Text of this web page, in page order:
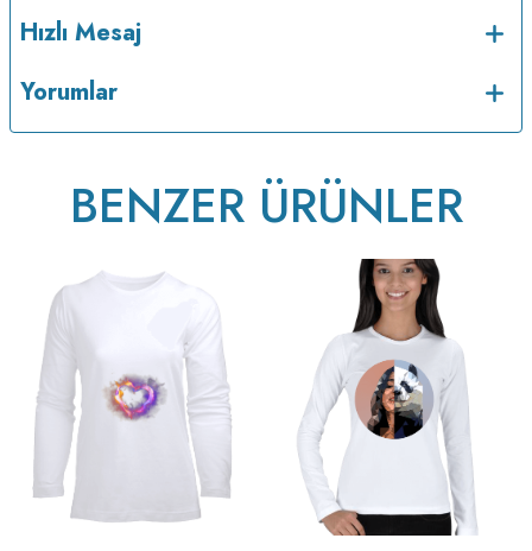
ütülenir.
Hızlı Mesaj
Yorumlar
BENZER ÜRÜNLER